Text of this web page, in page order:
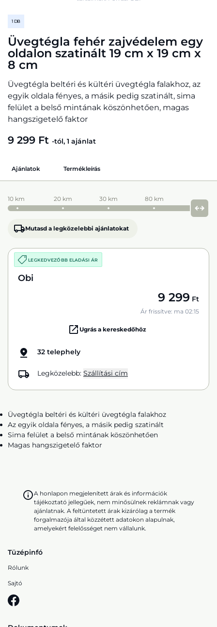
1 DB
Üvegtégla fehér zajvédelem egy
oldalon szatinált 19 cm x 19 cm x
8 cm
Üvegtégla beltéri és kültéri üvegtégla falakhoz, az
egyik oldala fényes, a másik pedig szatinált, sima
felület a belső mintának köszönhetően, magas
hangszigetelő faktor
9 299 Ft -tól, 1 ajánlat
Ajánlatok Termékleírás
10 km 20 km 30 km 80 km
Mutasd a legközelebbi ajánlatokat
LEGKEDVEZŐBB ELADÁSI ÁR
Obi
9 299 Ft
Ár frissítve: ma 02:15
Ugrás a kereskedőhöz
32 telephely
Legközelebb: Szállítási cím
Üvegtégla beltéri és kültéri üvegtégla falakhoz
Az egyik oldala fényes, a másik pedig szatinált
Sima felület a belső mintának köszönhetően
Magas hangszigetelő faktor
A honlapon megjelenített árak és információk
tájékoztató jellegűek, nem minősülnek reklámnak vagy
ajánlatnak. A feltüntetett árak kizárólag a termék
forgalmazója által közzétett adatokon alapulnak,
amelyekért felelősséget nem vállalunk.
Tüzépinfó
Rólunk
Sajtó